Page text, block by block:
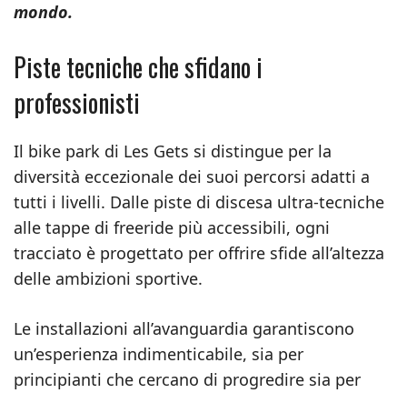
mondo.
Piste tecniche che sfidano i
professionisti
Il bike park di Les Gets si distingue per la
diversità eccezionale dei suoi percorsi adatti a
tutti i livelli. Dalle piste di discesa ultra-tecniche
alle tappe di freeride più accessibili, ogni
tracciato è progettato per offrire sfide all’altezza
delle ambizioni sportive.
Le installazioni all’avanguardia garantiscono
un’esperienza indimenticabile, sia per
principianti che cercano di progredire sia per